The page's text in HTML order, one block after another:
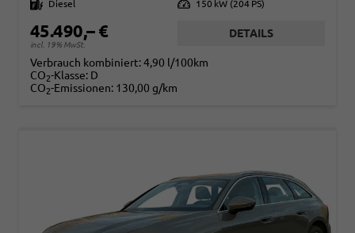
Kraftstoff
Diesel Leistung 150 kW (204 PS)
45.490,– €
incl. 19% MwSt.
DETAILS
Verbrauch kombiniert:4,90 l/100km
CO2-Klasse: D
CO2-Emissionen: 130,00 g/km